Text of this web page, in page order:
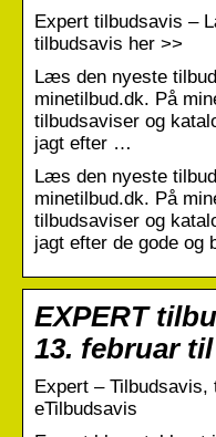
Expert tilbudsavis –
tilbudsavis her >>
Læs den nyeste
minetilbud.dk. På
tilbudsaviser og
jagt efter …
Læs den nyeste
minetilbud.dk. På
tilbudsaviser og
jagt efter de gode og
EXPERT
13. februar
Expert –
eTilbudsavis